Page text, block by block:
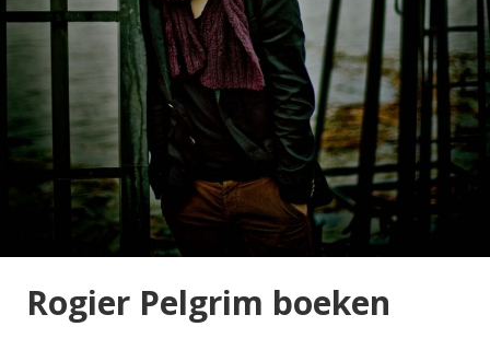
Rogier Pelgrim boeken